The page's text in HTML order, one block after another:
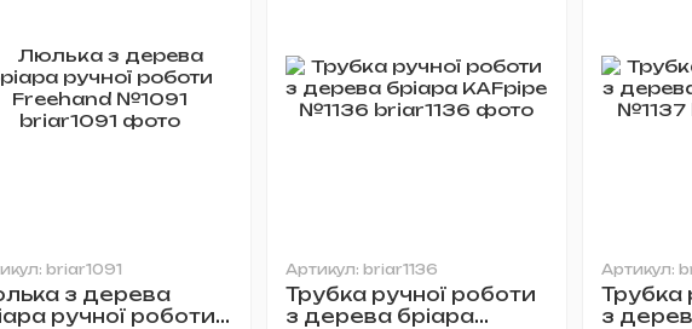
briar1091
з дерева
ручної роботи
Артикул: briar1136
Трубка ручної роботи
з дерева бріара
Артикул:
Трубка
з